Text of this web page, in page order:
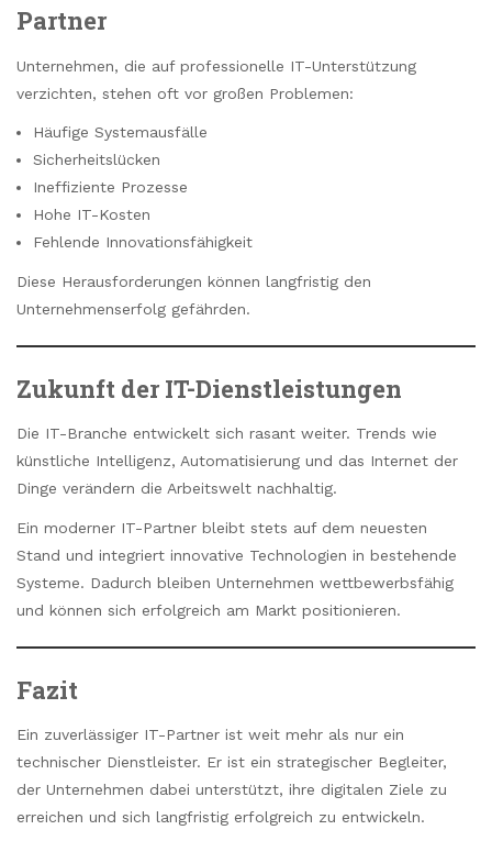
Partner
Unternehmen, die auf professionelle IT-Unterstützung
verzichten, stehen oft vor großen Problemen:
Häufige Systemausfälle
Sicherheitslücken
Ineffiziente Prozesse
Hohe IT-Kosten
Fehlende Innovationsfähigkeit
Diese Herausforderungen können langfristig den
Unternehmenserfolg gefährden.
Zukunft der IT-Dienstleistungen
Die IT-Branche entwickelt sich rasant weiter. Trends wie
künstliche Intelligenz, Automatisierung und das Internet der
Dinge verändern die Arbeitswelt nachhaltig.
Ein moderner IT-Partner bleibt stets auf dem neuesten
Stand und integriert innovative Technologien in bestehende
Systeme. Dadurch bleiben Unternehmen wettbewerbsfähig
und können sich erfolgreich am Markt positionieren.
Fazit
Ein zuverlässiger IT-Partner ist weit mehr als nur ein
technischer Dienstleister. Er ist ein strategischer Begleiter,
der Unternehmen dabei unterstützt, ihre digitalen Ziele zu
erreichen und sich langfristig erfolgreich zu entwickeln.